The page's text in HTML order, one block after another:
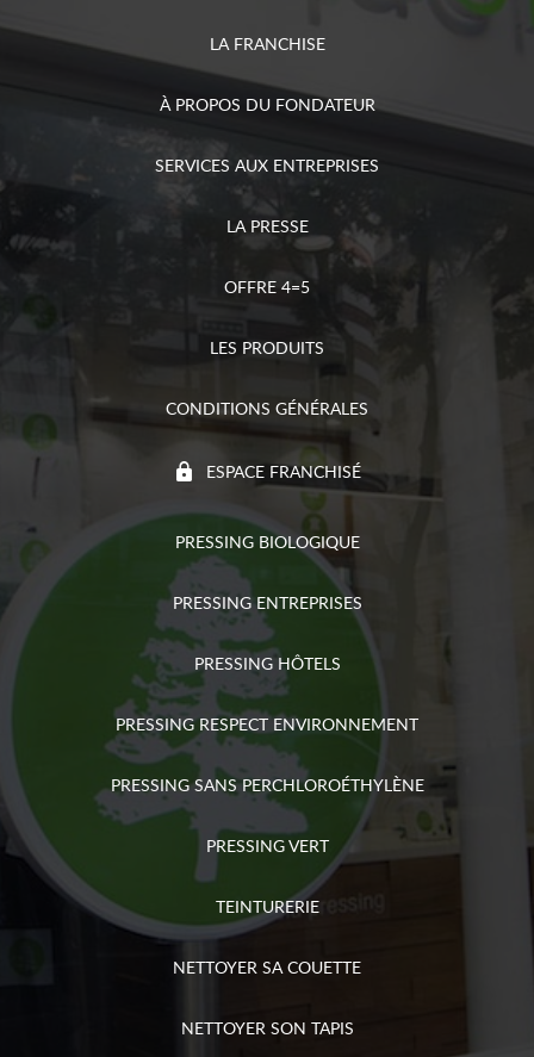
LA FRANCHISE
À PROPOS DU FONDATEUR
SERVICES AUX ENTREPRISES
LA PRESSE
OFFRE 4=5
LES PRODUITS
CONDITIONS GÉNÉRALES
ESPACE FRANCHISÉ
PRESSING BIOLOGIQUE
PRESSING ENTREPRISES
PRESSING HÔTELS
PRESSING RESPECT ENVIRONNEMENT
PRESSING SANS PERCHLOROÉTHYLÈNE
PRESSING VERT
TEINTURERIE
NETTOYER SA COUETTE
NETTOYER SON TAPIS